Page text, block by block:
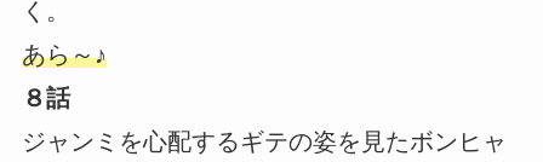
く。
あら～♪
８話
ジャンミを心配するギテの姿を見たボンヒャ